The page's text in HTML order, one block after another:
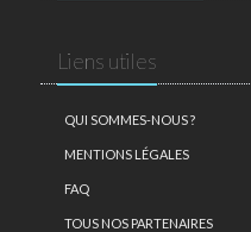
Liens utiles
QUI SOMMES-NOUS ?
MENTIONS LÉGALES
FAQ
TOUS NOS PARTENAIRES